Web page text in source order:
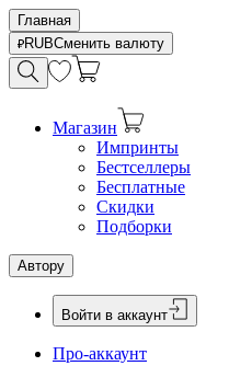
Главная
RUBСменить валюту
Магазин
Импринты
Бестселлеры
Бесплатные
Скидки
Подборки
Автору
Войти в аккаунт
Про-аккаунт